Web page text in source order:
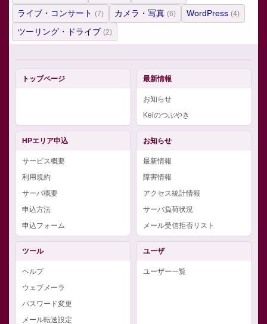
ライブ・コンサート (7) カメラ・写真 (6) WordPress (4)
ツーリング・ドライブ (2)
トップページ 最新情報
お知らせ
Keiのつぶやき
HPエリア申込
サービス概要
利用規約
サーバ概要
申込方法
申込フォーム
お知らせ
最新情報
障害情報
アクセス統計情報
サーバ負荷状況
メール受信拒否リスト
ツール
ヘルプ
ウェブメーラ
パスワード変更
メール転送設定
ユーザ
ユーザー一覧